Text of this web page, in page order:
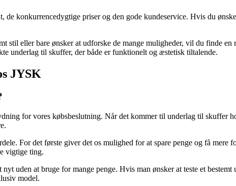
de konkurrencedygtige priser og den gode kundeservice. Hvis du
stil eller bare ønsker at udforske de mange muligheder, vil du finde
underlag til skuffer, der både er funktionelt og æstetisk tiltalende.
JYSK
for vores købsbeslutning. Når det kommer til underlag til
For det første giver det os mulighed for at spare penge og få mere
vigtige ting.
uden at bruge for mange penge. Hvis man ønsker at teste et
model.